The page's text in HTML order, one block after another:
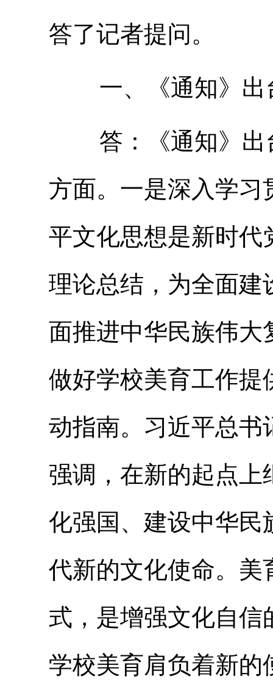
答了记者提问。
一、《通知》出
答：《通知》出
方面。一是深入学习
平文化思想是新时代
理论总结，为全面建
面推进中华民族伟大
做好学校美育工作提
动指南。习近平总书
强调，在新的起点上
化强国、建设中华民
代新的文化使命。美
式，是增强文化自信
学校美育肩负着新的